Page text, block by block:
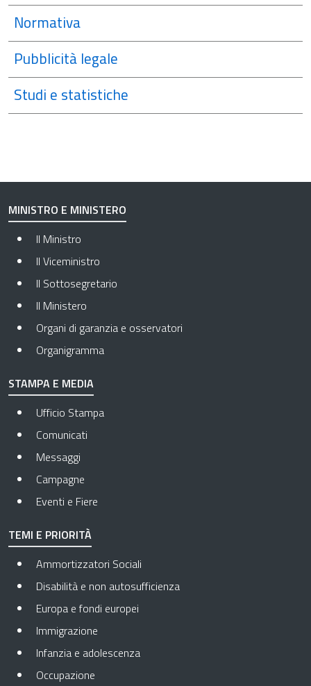
Normativa
Pubblicità legale
Studi e statistiche
MINISTRO E MINISTERO
Il Ministro
Il Viceministro
Il Sottosegretario
Il Ministero
Organi di garanzia e osservatori
Organigramma
STAMPA E MEDIA
Ufficio Stampa
Comunicati
Messaggi
Campagne
Eventi e Fiere
TEMI E PRIORITÀ
Ammortizzatori Sociali
Disabilità e non autosufficienza
Europa e fondi europei
Immigrazione
Infanzia e adolescenza
Occupazione